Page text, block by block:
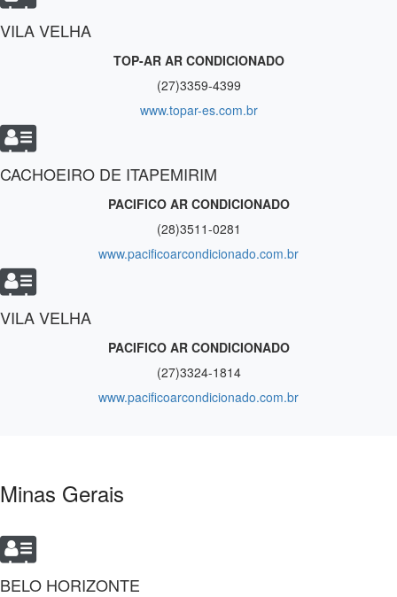
VILA VELHA
TOP-AR AR CONDICIONADO
(27)3359-4399
www.topar-es.com.br
CACHOEIRO DE ITAPEMIRIM
PACIFICO AR CONDICIONADO
(28)3511-0281
www.pacificoarcondicionado.com.br
VILA VELHA
PACIFICO AR CONDICIONADO
(27)3324-1814
www.pacificoarcondicionado.com.br
Minas Gerais
BELO HORIZONTE